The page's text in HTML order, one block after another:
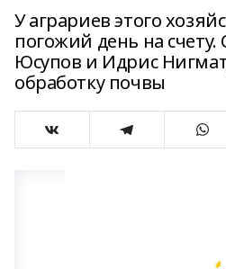
У аграриев этого
погожий день на
Юсупов и Идрис
обработку почвы